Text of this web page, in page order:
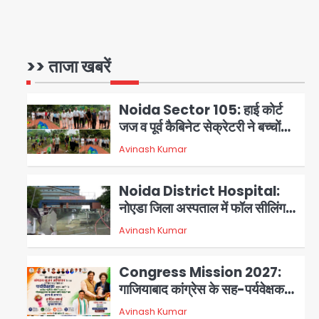
>> ताजा खबरें
1
विरासत और बॉलीवुड सितारों का जमीनी
2
Noida Sector 105: हाई कोर्ट
जज व पूर्व कैबिनेट सेक्रेटरी ने बच्चों
संग चलाया सफाई अभियान, 160
किलो कूड़ा हटाया
Avinash Kumar
3
Noida District Hospital:
नोएडा जिला अस्पताल में फॉल सीलिंग
गिरी, गायनो OT गैलरी में बड़ा हादसा
टला; मरीजों की सुरक्षा पर उठे सवाल
Avinash Kumar
Congress Mission 2027:
गाजियाबाद कांग्रेस के सह-पर्यवेक्षक
बने सतेन्द्र शर्मा, गौतमबुद्धनगर नेताओं
Avinash Kumar